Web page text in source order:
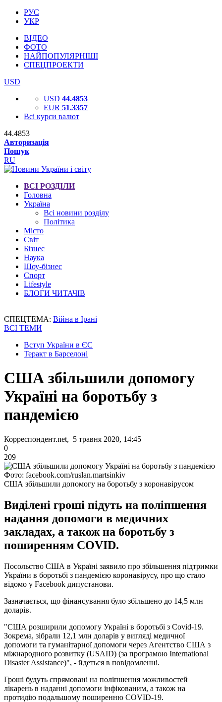
РУС
УКР
ВІДЕО
ФОТО
НАЙПОПУЛЯРНІШІ
СПЕЦПРОЕКТИ
USD
USD 44.4853
EUR 51.3357
Всі курси валют
44.4853
Авторизація
Пошук
RU
ВСІ РОЗДІЛИ
Головна
Україна
Всі новини розділу
Політика
Місто
Світ
Бізнес
Наука
Шоу-бізнес
Спорт
Lifestyle
БЛОГИ ЧИТАЧІВ
СПЕЦТЕМА: Війна в Ірані
ВСІ ТЕМИ
Вступ України в ЄС
Теракт в Барселоні
США збільшили допомогу
Україні на боротьбу з
пандемією
Корреспондент.net, 5 травня 2020, 14:45
0
209
Фото: facebook.com/ruslan.martsinkiv
США збільшили допомогу на боротьбу з коронавірусом
Виділені гроші підуть на поліпшення
надання допомоги в медичних
закладах, а також на боротьбу з
поширенням COVID.
Посольство США в Україні заявило про збільшення підтримки
України в боротьбі з пандемією коронавірусу, про що стало
відомо у Facebook дипустанови.
Зазначається, що фінансування було збільшено до 14,5 млн
доларів.
"США розширили допомогу Україні в боротьбі з Covid-19.
Зокрема, зібрали 12,1 млн доларів у вигляді медичної
допомоги та гуманітарної допомоги через Агентство США з
міжнародного розвитку (USAID) (за програмою International
Disaster Assistance)", - йдеться в повідомленні.
Гроші будуть спрямовані на поліпшення можливостей
лікарень в наданні допомоги інфікованим, а також на
протидію подальшому поширенню COVID-19.